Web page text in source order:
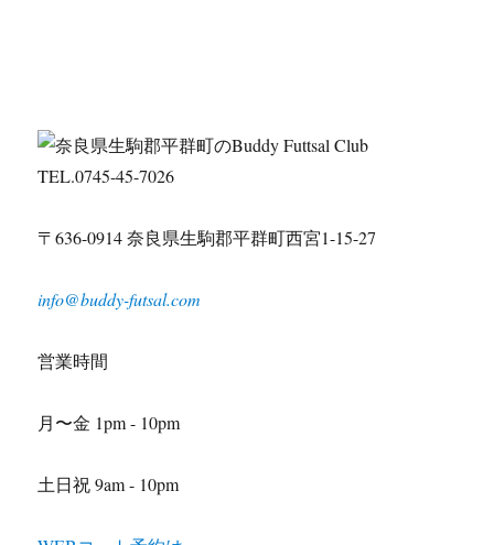
TEL.0745-45-7026
〒636-0914 奈良県生駒郡平群町西宮1-15-27
info@buddy-futsal.com
営業時間
月〜金 1pm - 10pm
土日祝 9am - 10pm